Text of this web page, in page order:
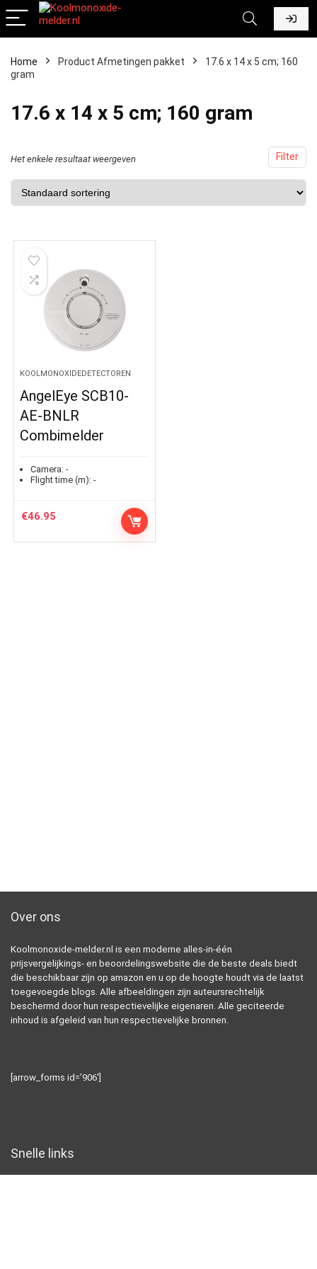
Home Product Afmetingen pakket
‎17.6 x 14 x 5 cm; 160
gram
‎17.6 x 14 x 5 cm; 160 gram
Filter
Het enkele resultaat weergeven
KOOLMONOXIDEDETECTOREN
AngelEye SCB10-
AE-BNLR
Combimelder
Camera: -
Flight time (m): -
€46.95
Over ons
Koolmonoxide-melder.nl is een moderne alles-in-één
prijsvergelijkings- en beoordelingswebsite die de beste deals biedt
die beschikbaar zijn op amazon en u op de hoogte houdt via de laatst
toegevoegde blogs. Alle afbeeldingen zijn auteursrechtelijk
beschermd door hun respectievelijke eigenaren. Alle geciteerde
inhoud is afgeleid van hun respectievelijke bronnen.
[arrow_forms id=’906′]
Snelle links